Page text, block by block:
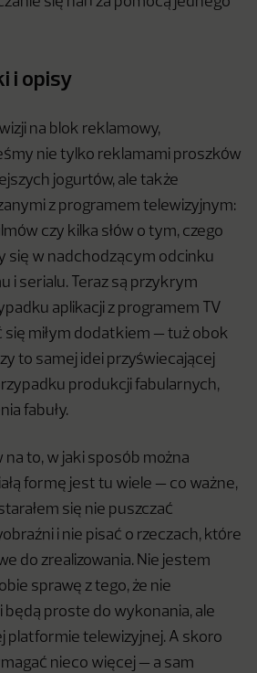
i opisy
na blok reklamowy,
nie tylko reklamami proszków
jogurtów, ale także
z programem telewizyjnym:
czy kilka słów o tym, czego
się w nadchodzącym odcinku
i serialu. Teraz są przykrym
aplikacji z programem TV
się miłym dodatkiem — tuż obok
to samej idei przyświecającej
produkcji fabularnych,
fabuły.
na to, w jaki sposób można
formę jest tu wiele — co ważne,
się nie puszczać
i nie pisać o rzeczach, które
do zrealizowania. Nie jestem
sprawę z tego, że nie
będą proste do wykonania, ale
platformie telewizyjnej. A skoro
nieco więcej — a sam